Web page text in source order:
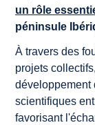
un rôle
péninsule
À travers des
projets
développement
scientifiques
favorisant